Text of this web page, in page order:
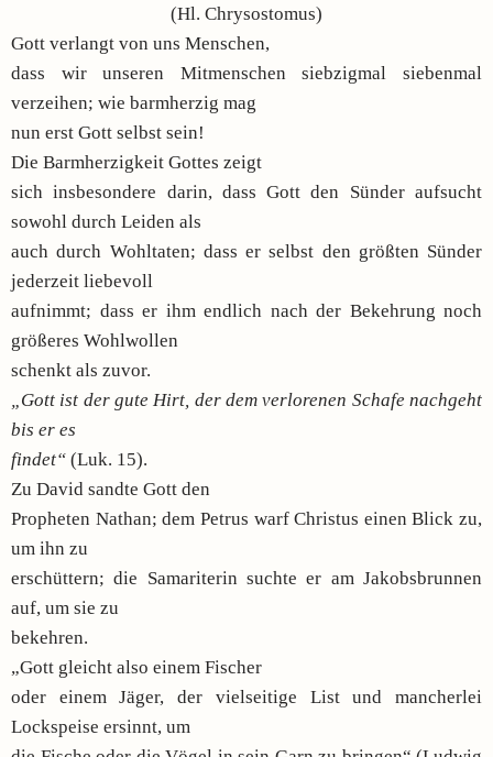
(Hl. Chrysostomus)
Gott verlangt von uns Menschen,
dass wir unseren Mitmenschen siebzigmal siebenmal
verzeihen; wie barmherzig mag
nun erst Gott selbst sein!
Die Barmherzigkeit Gottes zeigt
sich insbesondere darin, dass Gott den Sünder aufsucht
sowohl durch Leiden als
auch durch Wohltaten; dass er selbst den größten Sünder
jederzeit liebevoll
aufnimmt; dass er ihm endlich nach der Bekehrung noch
größeres Wohlwollen
schenkt als zuvor.
„Gott ist der gute Hirt, der dem verlorenen Schafe nachgeht
bis er es
findet“ (Luk. 15).
Zu David sandte Gott den
Propheten Nathan; dem Petrus warf Christus einen Blick zu,
um ihn zu
erschüttern; die Samariterin suchte er am Jakobsbrunnen
auf, um sie zu
bekehren.
„Gott gleicht also einem Fischer
oder einem Jäger, der vielseitige List und mancherlei
Lockspeise ersinnt, um